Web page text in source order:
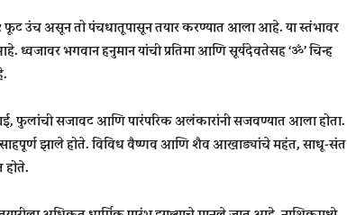
फूट उंच असून तो पंचधातूपासून तयार करण्यात आला आहे. या स्तंभावर
भगवान हनुमान यांची प्रतिमा आणि सूर्यदेवतेसह ‘ॐ’ चिन्ह
फुलांची सजावट आणि पारंपरिक अलंकारांनी सजवण्यात आला होता.
झाले होते. विविध वैष्णव आणि शैव आखाड्यांचे महंत, साधू-संत
होते.